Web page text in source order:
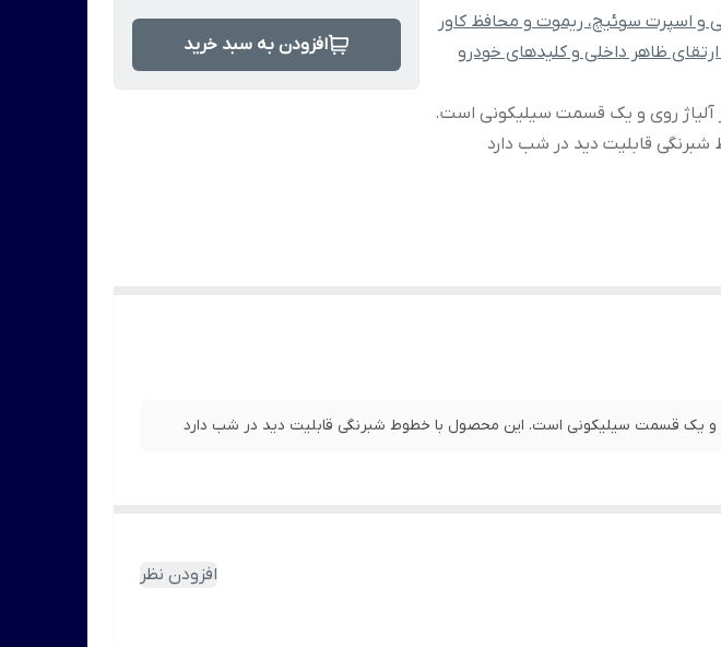
و اسپرت سوئیچ، ریموت و محافظ کاور
ظاهر داخلی و کلیدهای خودرو
روی و یک قسمت سیلیکونی است.
قابلیت دید در شب دارد
افزودن به سبد خرید
و یک قسمت سیلیکونی است. این محصول با خطوط شبرنگی قابلیت دید در شب دارد
افزودن نظر